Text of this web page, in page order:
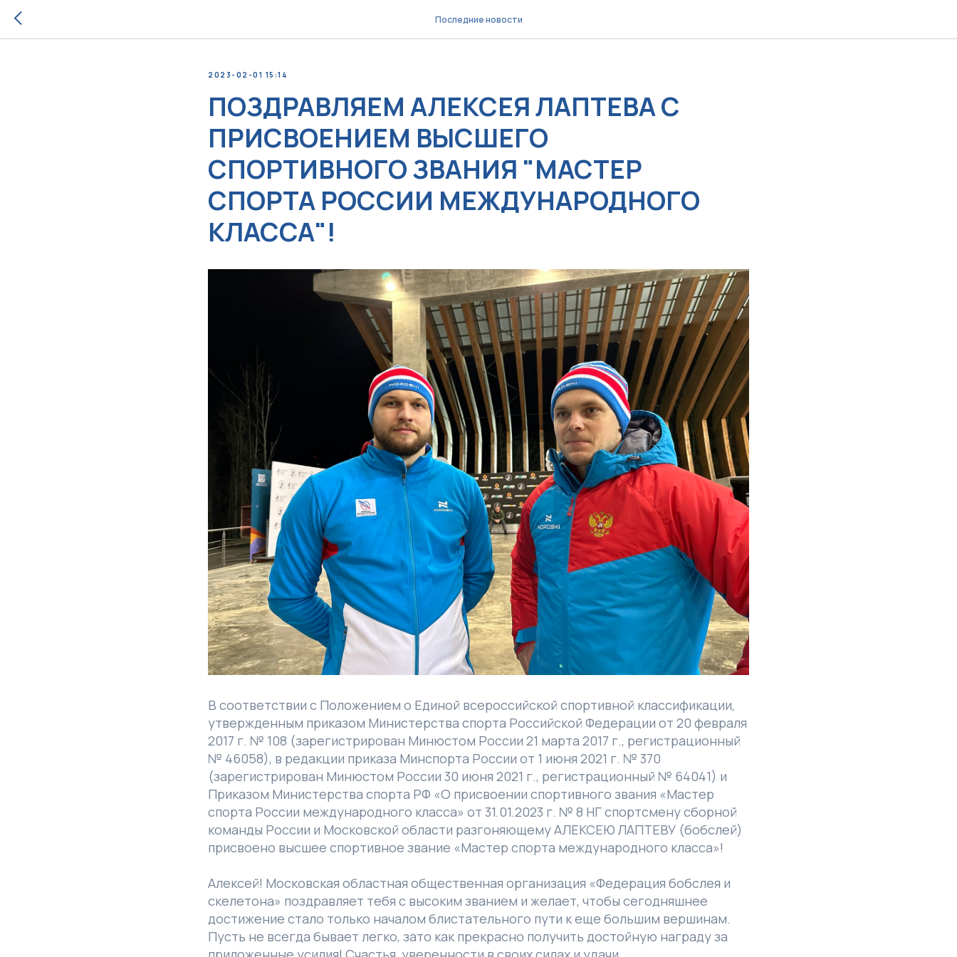
Последние новости
2023-02-01 15:14
ПОЗДРАВЛЯЕМ АЛЕКСЕЯ ЛАПТЕВА С
ПРИСВОЕНИЕМ ВЫСШЕГО
СПОРТИВНОГО ЗВАНИЯ "МАСТЕР
СПОРТА РОССИИ МЕЖДУНАРОДНОГО
КЛАССА"!
В соответствии с Положением о Единой всероссийской спортивной классификации,
утвержденным приказом Министерства спорта Российской Федерации от 20 февраля
2017 г. № 108 (зарегистрирован Минюстом России 21 марта 2017 г., регистрационный
№ 46058), в редакции приказа Минспорта России от 1 июня 2021 г. № 370
(зарегистрирован Минюстом России 30 июня 2021 г., регистрационный № 64041) и
Приказом Министерства спорта РФ «О присвоении спортивного звания «Мастер
спорта России международного класса» от 31.01.2023 г. № 8 НГ спортсмену сборной
команды России и Московской области разгоняющему АЛЕКСЕЮ ЛАПТЕВУ (бобслей)
присвоено высшее спортивное звание «Мастер спорта международного класса»!
Алексей! Московская областная общественная организация «Федерация бобслея и
скелетона» поздравляет тебя с высоким званием и желает, чтобы сегодняшнее
достижение стало только началом блистательного пути к еще большим вершинам.
Пусть не всегда бывает легко, зато как прекрасно получить достойную награду за